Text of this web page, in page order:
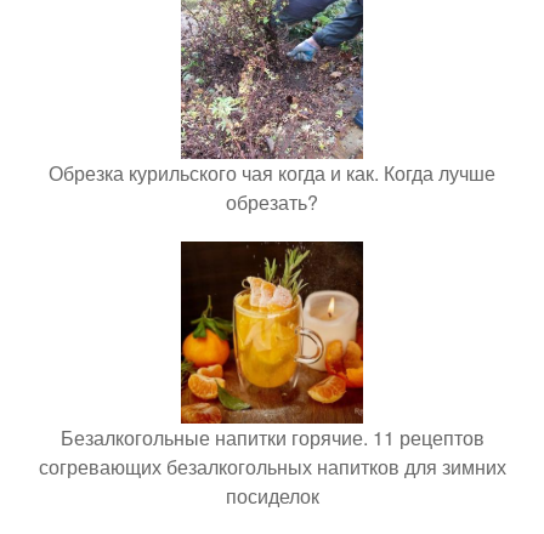
Обрезка курильского чая когда и как. Когда лучше
обрезать?
Безалкогольные напитки горячие. 11 рецептов
согревающих безалкогольных напитков для зимних
посиделок